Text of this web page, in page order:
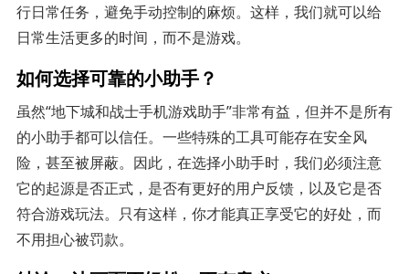
行日常任务，避免手动控制的麻烦。这样，我们就可以给
日常生活更多的时间，而不是游戏。
如何选择可靠的小助手？
虽然“地下城和战士手机游戏助手”非常有益，但并不是所有
的小助手都可以信任。一些特殊的工具可能存在安全风
险，甚至被屏蔽。因此，在选择小助手时，我们必须注意
它的起源是否正式，是否有更好的用户反馈，以及它是否
符合游戏玩法。只有这样，你才能真正享受它的好处，而
不用担心被罚款。